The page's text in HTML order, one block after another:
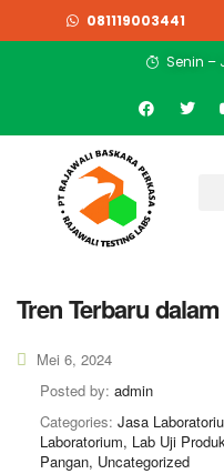
081119003441
Senin –
Tren Terbaru
Mei 6, 2024
Posted by: admin
Categories: Jasa
Laboratorium, Lab Uji
Pangan, Uncategorized